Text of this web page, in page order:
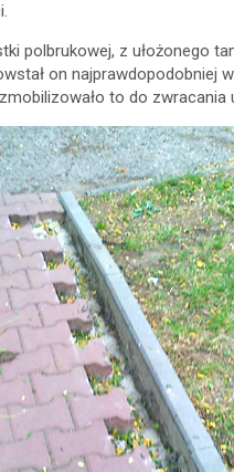
polbrukowej, z ułożonego
on najprawdopodobniej
to do zwracania